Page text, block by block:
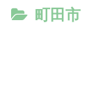
町田市